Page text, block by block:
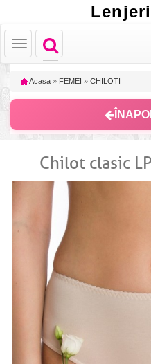
Toggle
navigation
Toggle
navigation
Acasa » FEMEI » CHILOTI
Chilot clasic